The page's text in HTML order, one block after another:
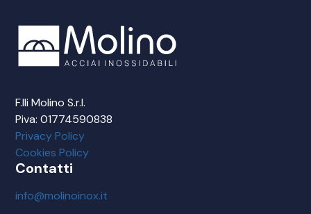
F.lli Molino S.r.l.
Piva: 01774590838
Privacy Policy
Cookies Policy
Contatti
info@molinoinox.it